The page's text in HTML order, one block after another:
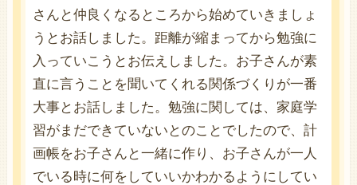
さんと仲良くなるところから始めていきましょ
うとお話しました。距離が縮まってから勉強に
入っていこうとお伝えしました。お子さんが素
直に言うことを聞いてくれる関係づくりが一番
大事とお話しました。勉強に関しては、家庭学
習がまだできていないとのことでしたので、計
画帳をお子さんと一緒に作り、お子さんが一人
でいる時に何をしていいかわかるようにしてい